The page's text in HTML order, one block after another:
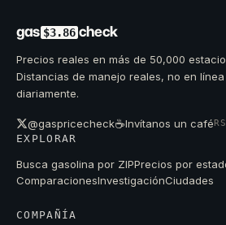
gas $3.86 check
Precios reales en más de 50,000
Distancias de manejo reales, no en
diariamente.
@gaspricecheck☕Invítanos un café
EXPLORAR
Busca gasolina por ZIPPrecios por
ComparacionesInvestigaciónCiudades
COMPAÑÍA